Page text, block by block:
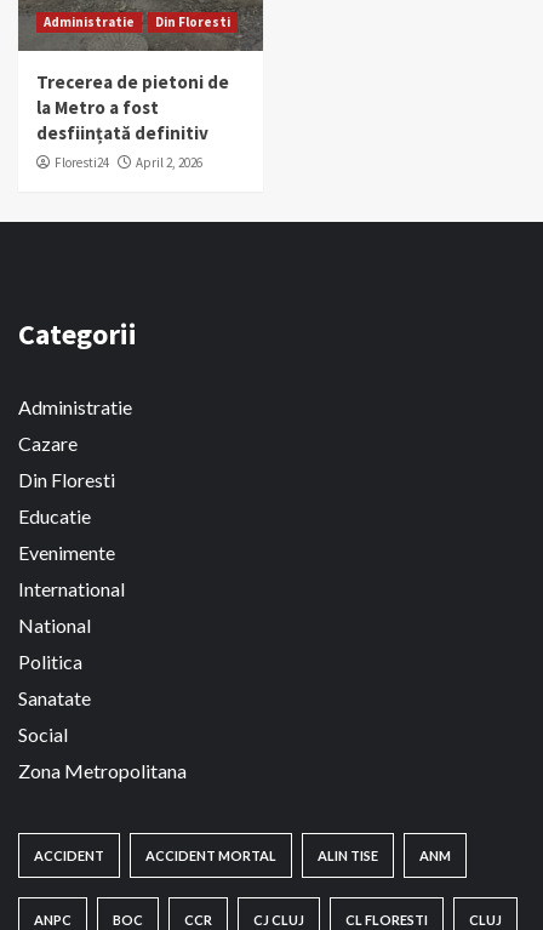
Administratie Din Floresti
Trecerea de pietoni de
la Metro a fost
desființată definitiv
Floresti24 April 2, 2026
Categorii
Administratie
Cazare
Din Floresti
Educatie
Evenimente
International
National
Politica
Sanatate
Social
Zona Metropolitana
ACCIDENT ACCIDENT MORTAL ALIN TISE ANM
ANPC BOC CCR CJ CLUJ CL FLORESTI CLUJ